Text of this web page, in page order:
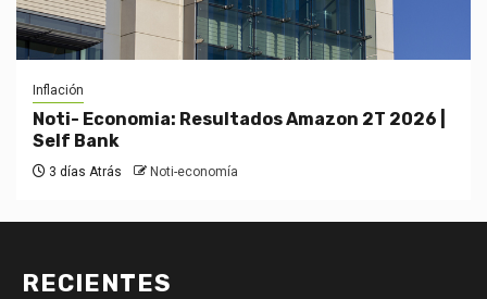
Inflación
Noti- Economia: Resultados Amazon 2T 2026 |
Self Bank
3 días Atrás Noti-economía
RECIENTES